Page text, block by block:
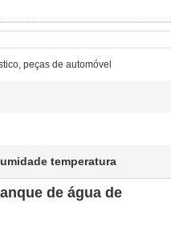
peças de automóvel
temperatura
de água de